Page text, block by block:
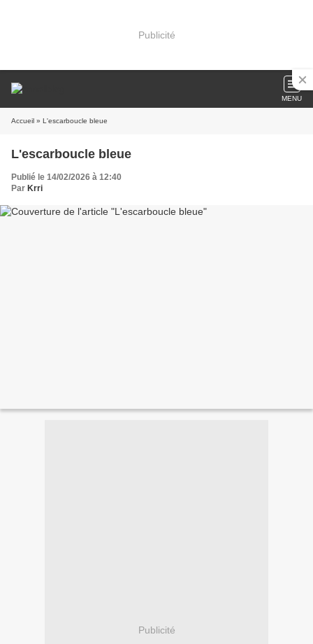
Publicité
MENU
Accueil » L'escarboucle bleue
L'escarboucle bleue
Publié le 14/02/2026 à 12:40
Par Krri
Publicité